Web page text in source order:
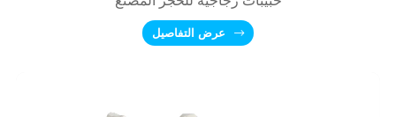
عرض التفاصيل